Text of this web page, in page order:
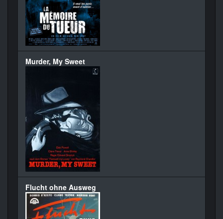
Murder, My Sweet
Flucht ohne Ausweg